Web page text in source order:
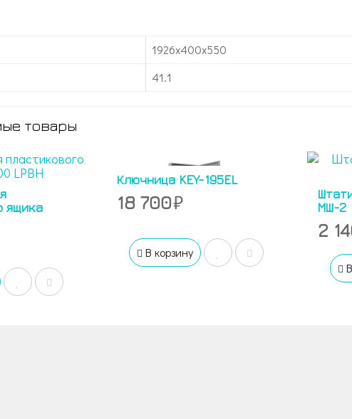
1926x400x550
41.1
товары
ящика
Ключница KEY-195EL
18 700
В корзину
МШ-2
2